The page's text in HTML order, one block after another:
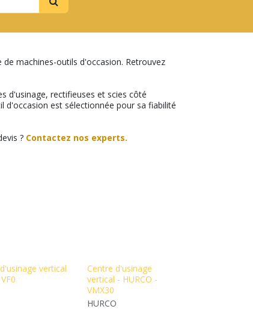
machines-outils d'occasion. Retrouvez
d'usinage, rectifieuses et scies côté
d'occasion est sélectionnée pour sa fiabilité
? Contactez nos experts.
vertical
Centre d'usinage
vertical - HURCO -
VMX30
HURCO